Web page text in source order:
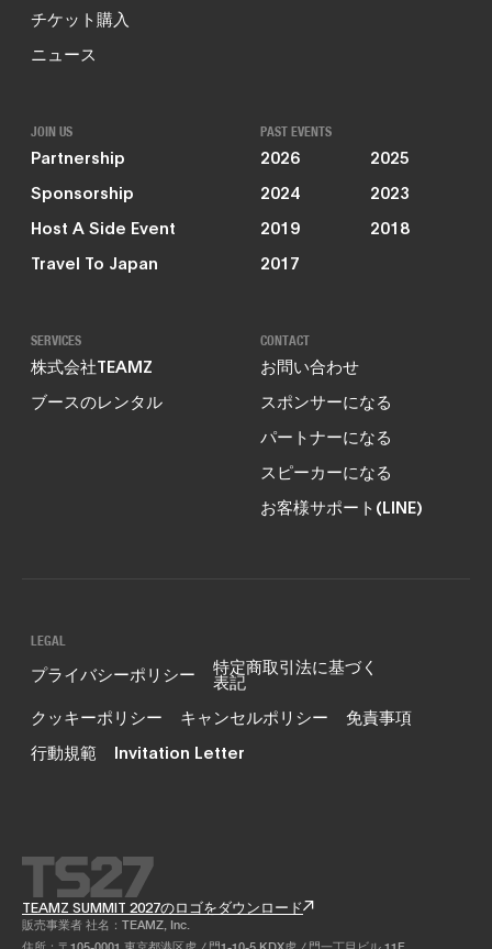
チケット購入
ニュース
JOIN US
Partnership
Sponsorship
Host A Side Event
Travel To Japan
PAST EVENTS
2026
2025
2024
2023
2019
2018
2017
SERVICES
株式会社TEAMZ
ブースのレンタル
CONTACT
お問い合わせ
スポンサーになる
パートナーになる
スピーカーになる
お客様サポート(LINE)
LEGAL
プライバシーポリシー 特定商取引法に基づく
表記
クッキーポリシー
キャンセルポリシー
免責事項
行動規範
Invitation Letter
TEAMZ SUMMIT 2027のロゴをダウンロード
販売事業者 社名：TEAMZ, Inc.